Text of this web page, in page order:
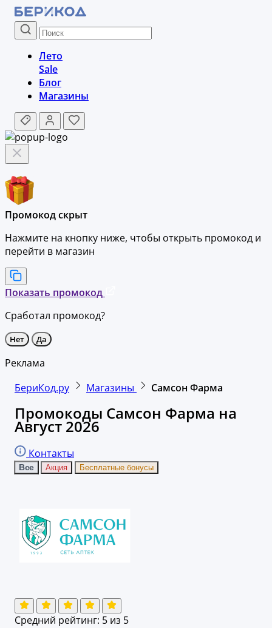
Лето
Sale
Блог
Магазины
Промокод скрыт
Нажмите на кнопку ниже, чтобы открыть промокод и
перейти в магазин
Показать промокод
Сработал промокод?
Нет Да
Реклама
БериКод.ру
Магазины Самсон Фарма
Промокоды Самсон Фарма на
Август 2026
Контакты
Все Акция Бесплатные бонусы
Средний рейтинг: 5 из 5